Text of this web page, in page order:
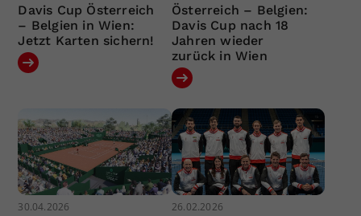
Davis Cup Österreich
– Belgien in Wien:
Jetzt Karten sichern!
Österreich – Belgien:
Davis Cup nach 18
Jahren wieder
zurück in Wien
30.04.2026 26.02.2026